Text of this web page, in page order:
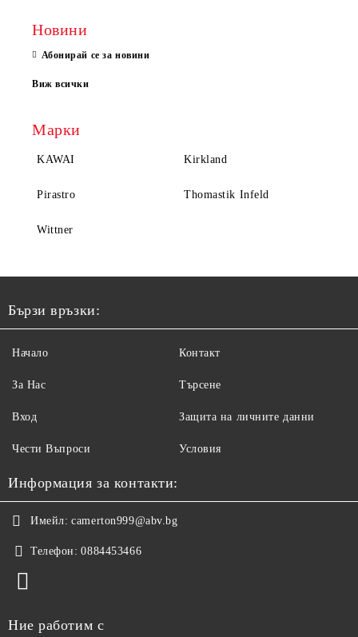
Новини
Абонирай се за новини
Виж всички
Марки
KAWAI Kirkland
Pirastro Thomastik Infeld
Wittner
Бързи връзки:
Начало
За Нас
Вход
Чести Въпроси
Контакт
Търсене
Защита на личните данни
Условия
Информация за контакти:
Имейл: camerton999@abv.bg
Телефон: 0884453466
Ние работим с